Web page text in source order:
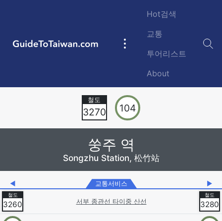
GuideToTaiwan.com
Main
Hot검색
교통
투어리스트
About
3270 104
쑹주 역
Songzhu Station, 松竹站
◀ 교통서비스 ▶
3260 서부 종관선 타이중 산선 3280